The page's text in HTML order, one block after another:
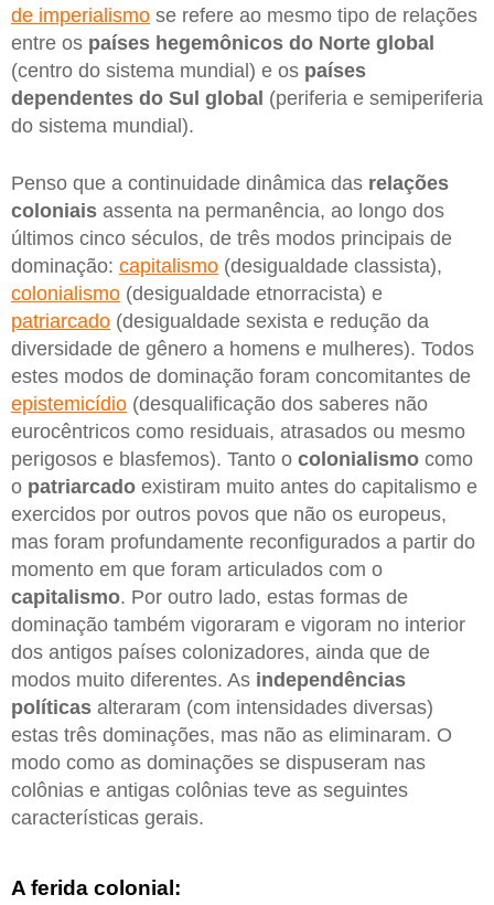
de imperialismo se refere ao mesmo tipo de relações
entre os países hegemônicos do Norte global
(centro do sistema mundial) e os países
dependentes do Sul global (periferia e semiperiferia
do sistema mundial).
Penso que a continuidade dinâmica das relações
coloniais assenta na permanência, ao longo dos
últimos cinco séculos, de três modos principais de
dominação: capitalismo (desigualdade classista),
colonialismo (desigualdade etnorracista) e
patriarcado (desigualdade sexista e redução da
diversidade de gênero a homens e mulheres). Todos
estes modos de dominação foram concomitantes de
epistemicídio (desqualificação dos saberes não
eurocêntricos como residuais, atrasados ou mesmo
perigosos e blasfemos). Tanto o colonialismo como
o patriarcado existiram muito antes do capitalismo e
exercidos por outros povos que não os europeus,
mas foram profundamente reconfigurados a partir do
momento em que foram articulados com o
capitalismo. Por outro lado, estas formas de
dominação também vigoraram e vigoram no interior
dos antigos países colonizadores, ainda que de
modos muito diferentes. As independências
políticas alteraram (com intensidades diversas)
estas três dominações, mas não as eliminaram. O
modo como as dominações se dispuseram nas
colônias e antigas colônias teve as seguintes
características gerais.
A ferida colonial: